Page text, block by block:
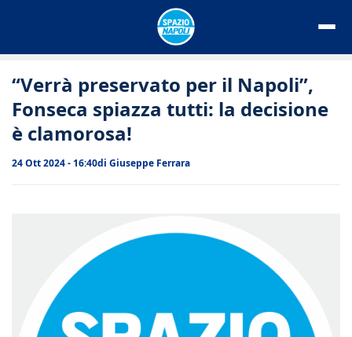
“Verrà preservato per il Napoli”,
Fonseca spiazza tutti: la decisione
è clamorosa!
24 Ott 2024 - 16:40di Giuseppe Ferrara